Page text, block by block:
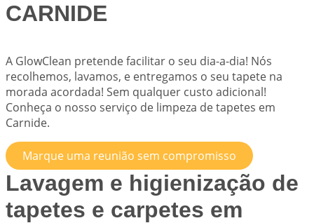
CARNIDE
A GlowClean pretende facilitar o seu dia-a-dia! Nós
recolhemos, lavamos, e entregamos o seu tapete na
morada acordada! Sem qualquer custo adicional!
Conheça o nosso serviço de limpeza de tapetes em
Carnide.
Marque uma reunião sem compromisso
Lavagem e higienização de
tapetes e carpetes em